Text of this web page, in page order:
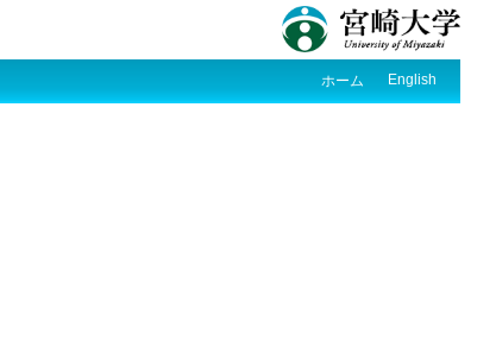
ホーム English